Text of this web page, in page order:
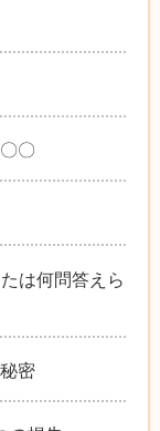
〇
は何問答えら
密